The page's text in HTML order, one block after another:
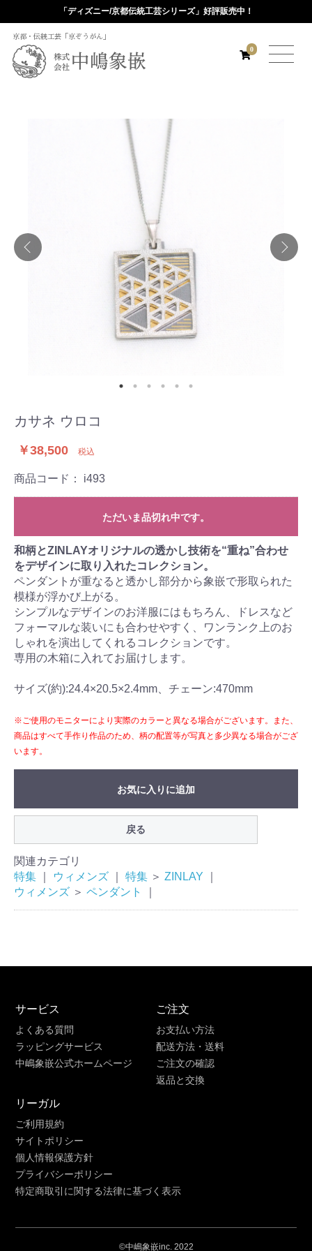
「ディズニー/京都伝統工芸シリーズ」好評販売中！
京都・伝統工芸「京ぞうがん」
0
カサネ ウロコ
￥38,500 税込
商品コード： i493
ただいま品切れ中です。
和柄とZINLAYオリジナルの透かし技術を“重ね”合わせ
をデザインに取り入れたコレクション。
ペンダントが重なると透かし部分から象嵌で形取られた
模様が浮かび上がる。
シンプルなデザインのお洋服にはもちろん、ドレスなど
フォーマルな装いにも合わせやすく、ワンランク上のお
しゃれを演出してくれるコレクションです。
専用の木箱に入れてお届けします。
サイズ(約):24.4×20.5×2.4mm、チェーン:470mm
※ご使用のモニターにより実際のカラーと異なる場合がございます。また、
商品はすべて手作り作品のため、柄の配置等が写真と多少異なる場合がござ
います。
お気に入りに追加
戻る
関連カテゴリ
特集
ウィメンズ 特集 ＞ ZINLAY
ウィメンズ ＞ ペンダント
サービス
よくある質問
ラッピングサービス
中嶋象嵌公式ホームページ
ご注文
お支払い方法
配送方法・送料
ご注文の確認
返品と交換
リーガル
ご利用規約
サイトポリシー
個人情報保護方針
プライバシーポリシー
特定商取引に関する法律に基づく表示
©中嶋象嵌inc. 2022